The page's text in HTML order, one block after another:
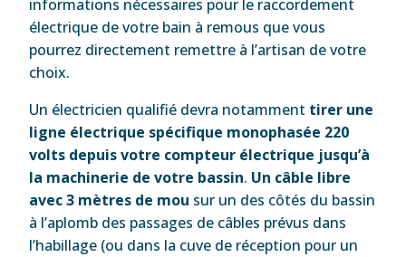
informations nécessaires pour le raccordement
électrique de votre bain à remous que vous
pourrez directement remettre à l’artisan de votre
choix.
Un électricien qualifié devra notamment tirer une
ligne électrique spécifique monophasée 220
volts depuis votre compteur électrique jusqu’à
la machinerie de votre bassin. Un câble libre
avec 3 mètres de mou sur un des côtés du bassin
à l’aplomb des passages de câbles prévus dans
l’habillage (ou dans la cuve de réception pour un